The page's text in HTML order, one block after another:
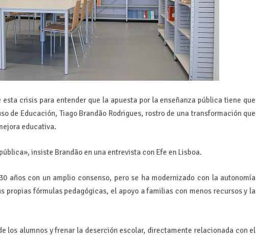
esta crisis para entender que la apuesta por la enseñanza pública tiene que
de Educación, Tiago Brandão Rodrigues, rostro de una transformación que
educativa.
insiste Brandão en una entrevista con Efe en Lisboa.
años con un amplio consenso, pero se ha modernizado con la autonomía
propias fórmulas pedagógicas, el apoyo a familias con menos recursos y la
los alumnos y frenar la deserción escolar, directamente relacionada con el